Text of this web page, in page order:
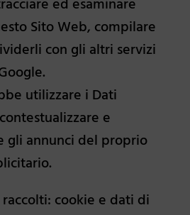
ed esaminare
Sito Web, compilare
con gli altri servizi
utilizzare i Dati
e
gli annunci del proprio
cookie e dati di